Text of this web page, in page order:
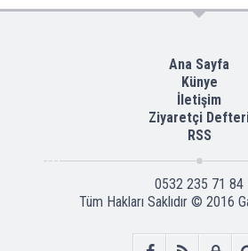
Ana Sayfa
Künye
İletişim
Ziyaretçi
RSS
0532 235 71 84
Tüm Hakları Saklıdır © 2016